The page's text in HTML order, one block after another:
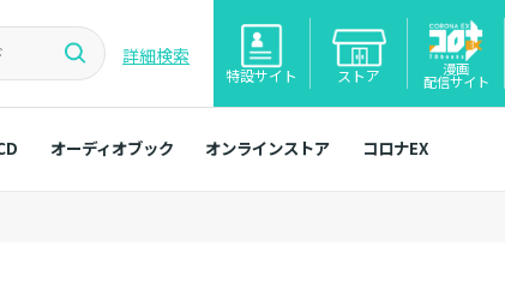
詳細検索
特設サイト ストア 漫画
配信サイト
オーディオブック オンラインストア コロナEX